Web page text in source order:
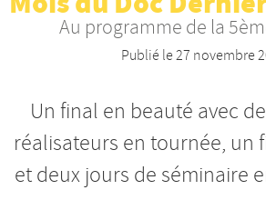
Projections
Se former
Nos productions
Au programme de la
Publié le27 novembre
Un final en beauté avec
réalisateurs en tournée, un
et deux jours de séminaire